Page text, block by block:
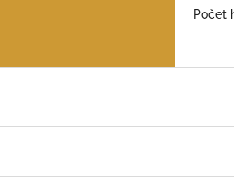
Počet
í